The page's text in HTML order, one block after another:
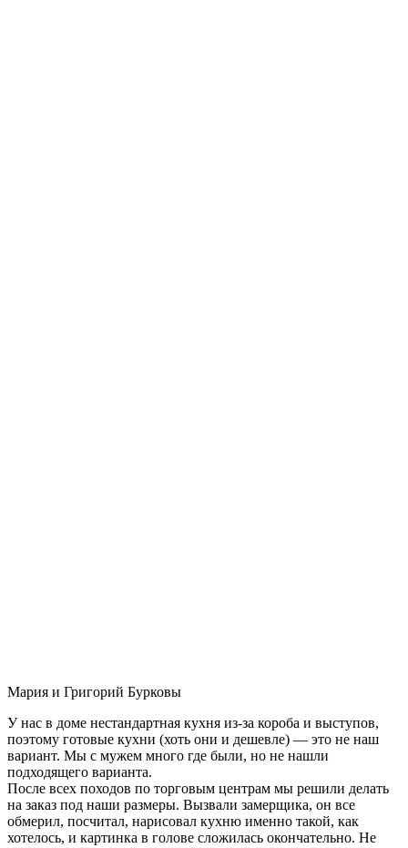
Мария и Григорий Бурковы
У нас в доме нестандартная кухня из-за короба и выступов,
поэтому готовые кухни (хоть они и дешевле) — это не наш
вариант. Мы с мужем много где были, но не нашли
подходящего варианта.
После всех походов по торговым центрам мы решили делать
на заказ под наши размеры. Вызвали замерщика, он все
обмерил, посчитал, нарисовал кухню именно такой, как
хотелось, и картинка в голове сложилась окончательно. Не